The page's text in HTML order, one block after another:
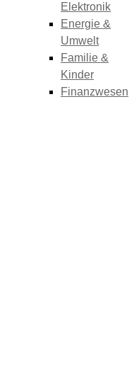
Elektronik
Energie &
Umwelt
Familie &
Kinder
Finanzwesen